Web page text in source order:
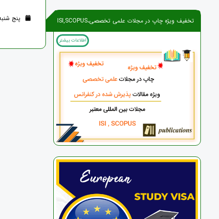
تخفیف ویژه چاپ در مجلات علمی تخصصی،ISI,SCOPUS
اطلاعات بیشتر
پنج شنبه 11 مرداد 1403 (2